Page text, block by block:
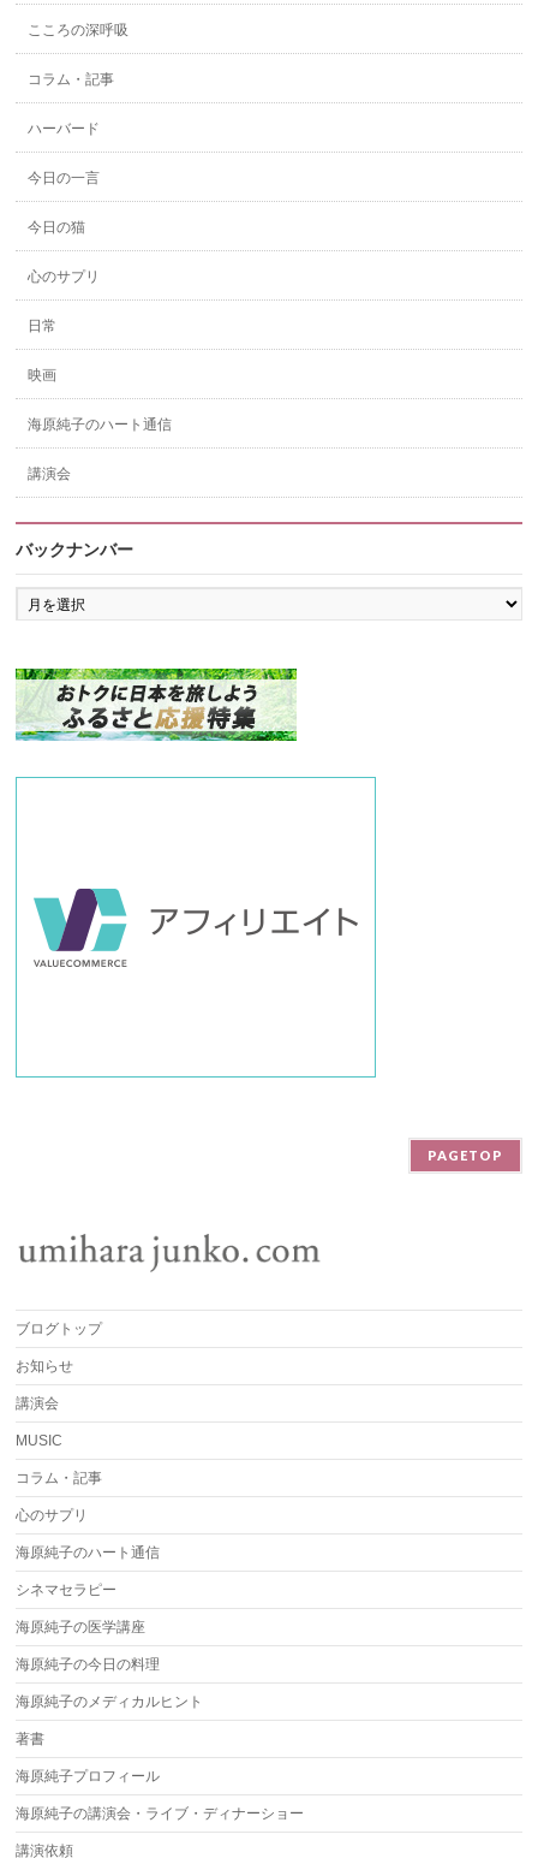
こころの深呼吸
コラム・記事
ハーバード
今日の一言
今日の猫
心のサプリ
日常
映画
海原純子のハート通信
講演会
バックナンバー
バ
ッ
ン
バ
ー
PAGETOP
ブログトップ
お知らせ
講演会
MUSIC
コラム・記事
心のサプリ
海原純子のハート通信
シネマセラピー
海原純子の医学講座
海原純子の今日の料理
海原純子のメディカルヒント
著書
海原純子プロフィール
海原純子の講演会・ライブ・ディナーショー
講演依頼